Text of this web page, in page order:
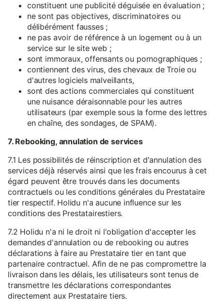
constituent une publicité déguisée en évaluation ;
ne sont pas objectives, discriminatoires ou
délibérément fausses ;
ne pas avoir de référence à un logement ou à un
service sur le site web ;
sont immoraux, offensants ou pornographiques ;
contiennent des virus, des chevaux de Troie ou
d'autres logiciels malveillants,
sont des actions commerciales qui constituent
une nuisance déraisonnable pour les autres
utilisateurs (par exemple sous la forme des lettres
en chaîne, des sondages, de SPAM).
7. Rebooking, annulation de services
7.1 Les possibilités de réinscription et d'annulation des
services déjà réservés ainsi que les frais encourus à cet
égard peuvent être trouvés dans les documents
contractuels ou les conditions générales du Prestataire
tier respectif. Holidu n'a aucune influence sur les
conditions des Prestatairestiers.
7.2 Holidu n'a ni le droit ni l'obligation d'accepter les
demandes d'annulation ou de rebooking ou autres
déclarations à faire au Prestataire tier en tant que
partenaire contractuel. Afin de ne pas compromettre la
livraison dans les délais, les utilisateurs sont tenus de
transmettre les déclarations correspondantes
directement aux Prestataire tiers.